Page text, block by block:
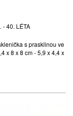
- 40. LÉTA
s prasklinou ve
x 8 x 8 cm - 5,9 x 4,4 x